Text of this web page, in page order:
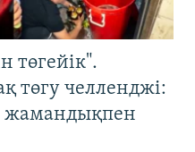
төгейік".
төгу челленджі: